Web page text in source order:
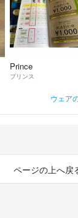
Prince
プリンス
ウェア
ページの上へ戻